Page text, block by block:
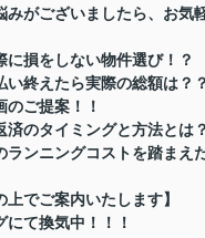
みがございましたら、お気
に損をしない物件選び！？
い終えたら実際の総額は？？
のご提案！！
済のタイミングと方法とは？
ランニングコストを踏まえ
上でご案内いたします】
にて換気中！！！